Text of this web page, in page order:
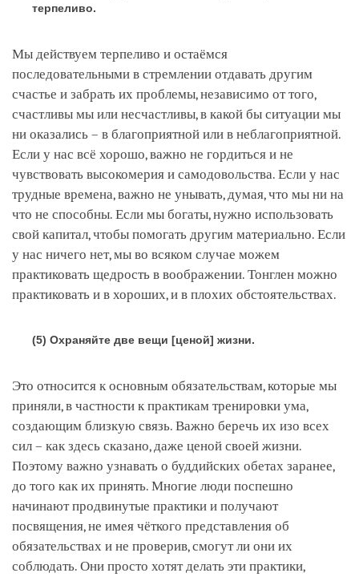
терпеливо.
Мы действуем терпеливо и остаёмся
последовательными в стремлении отдавать другим
счастье и забрать их проблемы, независимо от того,
счастливы мы или несчастливы, в какой бы ситуации мы
ни оказались – в благоприятной или в неблагоприятной.
Если у нас всё хорошо, важно не гордиться и не
чувствовать высокомерия и самодовольства. Если у нас
трудные времена, важно не унывать, думая, что мы ни на
что не способны. Если мы богаты, нужно использовать
свой капитал, чтобы помогать другим материально. Если
у нас ничего нет, мы во всяком случае можем
практиковать щедрость в воображении. Тонглен можно
практиковать и в хороших, и в плохих обстоятельствах.
(5) Охраняйте две вещи [ценой] жизни.
Это относится к основным обязательствам, которые мы
приняли, в частности к практикам тренировки ума,
создающим близкую связь. Важно беречь их изо всех
сил – как здесь сказано, даже ценой своей жизни.
Поэтому важно узнавать о буддийских обетах заранее,
до того как их принять. Многие люди поспешно
начинают продвинутые практики и получают
посвящения, не имея чёткого представления об
обязательствах и не проверив, смогут ли они их
соблюдать. Они просто хотят делать эти практики,